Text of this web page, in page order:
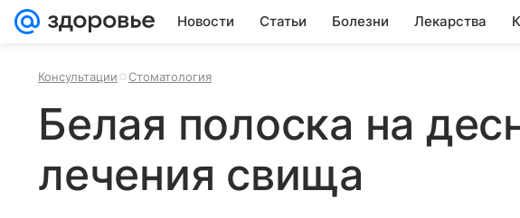
Новости Статьи Болезни Лекарства
Консультации Стоматология
Белая полоска на
лечения свища